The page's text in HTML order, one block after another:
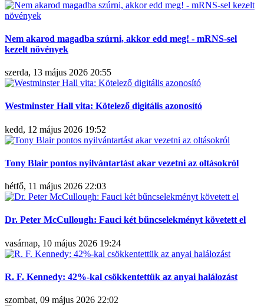
Nem akarod magadba szúrni, akkor edd meg! - mRNS-sel
kezelt növények
szerda, 13 május 2026 20:55
Westminster Hall vita: Kötelező digitális azonosító
kedd, 12 május 2026 19:52
Tony Blair pontos nyilvántartást akar vezetni az oltásokról
hétfő, 11 május 2026 22:03
Dr. Peter McCullough: Fauci két bűncselekményt követett el
vasárnap, 10 május 2026 19:24
R. F. Kennedy: 42%-kal csökkentettük az anyai halálozást
szombat, 09 május 2026 22:02